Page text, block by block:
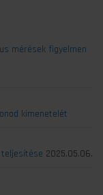
mérések figyelmen
kimenetelét
2025.05.06.